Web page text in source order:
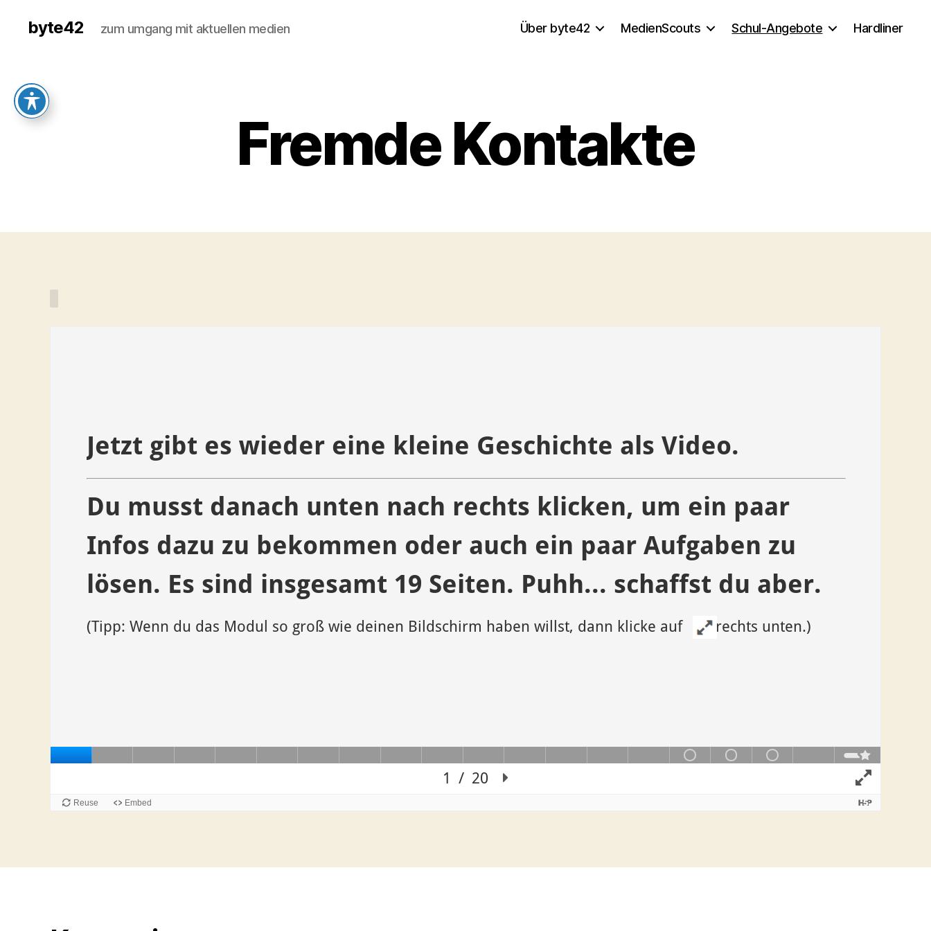
byte42 zum umgang mit aktuellen medien Über byte42 MedienScouts Schul-Angebote Hardliner
Fremde Kontakte